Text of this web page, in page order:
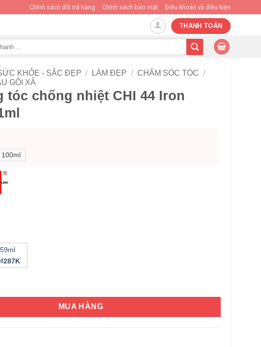
Chính sách đổi trả hàng Chính sách bảo mật Điều khoản và điều kiện
THANH TOÁN
KHỎE - SẮC ĐẸP / LÀM ĐẸP / CHĂM SÓC TÓC /
GỘI XẢ
tóc chống nhiệt CHI 44 Iron
100ml
59ml
₫287K
nhiệt CHI 44 Iron Guard 251ml số lượng
MUA HÀNG